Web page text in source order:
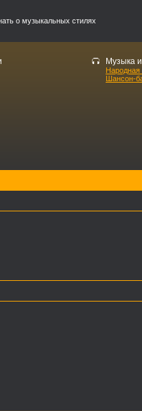
о музыкальных стилях
Музыка
Шансон-